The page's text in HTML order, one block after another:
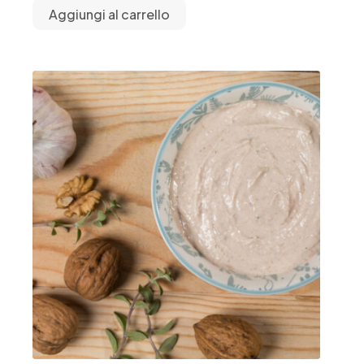
Aggiungi al carrello